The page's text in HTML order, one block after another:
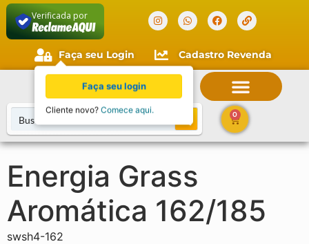
Verificada por
Faça seu Login Cadastro Revenda
0
Energia Grass
Aromática 162/185
swsh4-162
Faça seu login
Cliente novo? Comece aqui.